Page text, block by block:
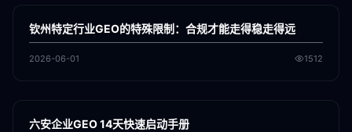
GEO
钦州特定行业GEO的特殊限制：合规才能走得稳走得远
2026-06-01 1512
GEO
六安企业GEO 14天快速启动手册